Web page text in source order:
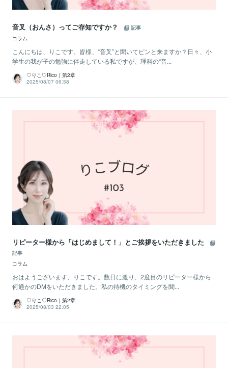
音叉（おんさ）ってご存知ですか？
記事
コラム
こんにちは、りこです。皆様、“音叉”と聞いてピンと来ますか？日々、小
学生の我が子の勉強に伴走している私ですが、理科の“音...
♡りこ♡Rico｜第2章
2025/08/07 06:58
リピーター様から「はじめまして！」とご挨拶をいただきました
記事
コラム
おはようございます、りこです。数日に渡り、2度目のリピーター様から
何通かのDMをいただきました。私の待機のタイミングを聞...
♡りこ♡Rico｜第2章
2025/08/03 22:05